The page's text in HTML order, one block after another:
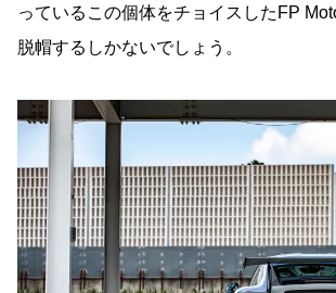
っているこの個体をチョイスしたFP
脱帽するしかないでしょう。